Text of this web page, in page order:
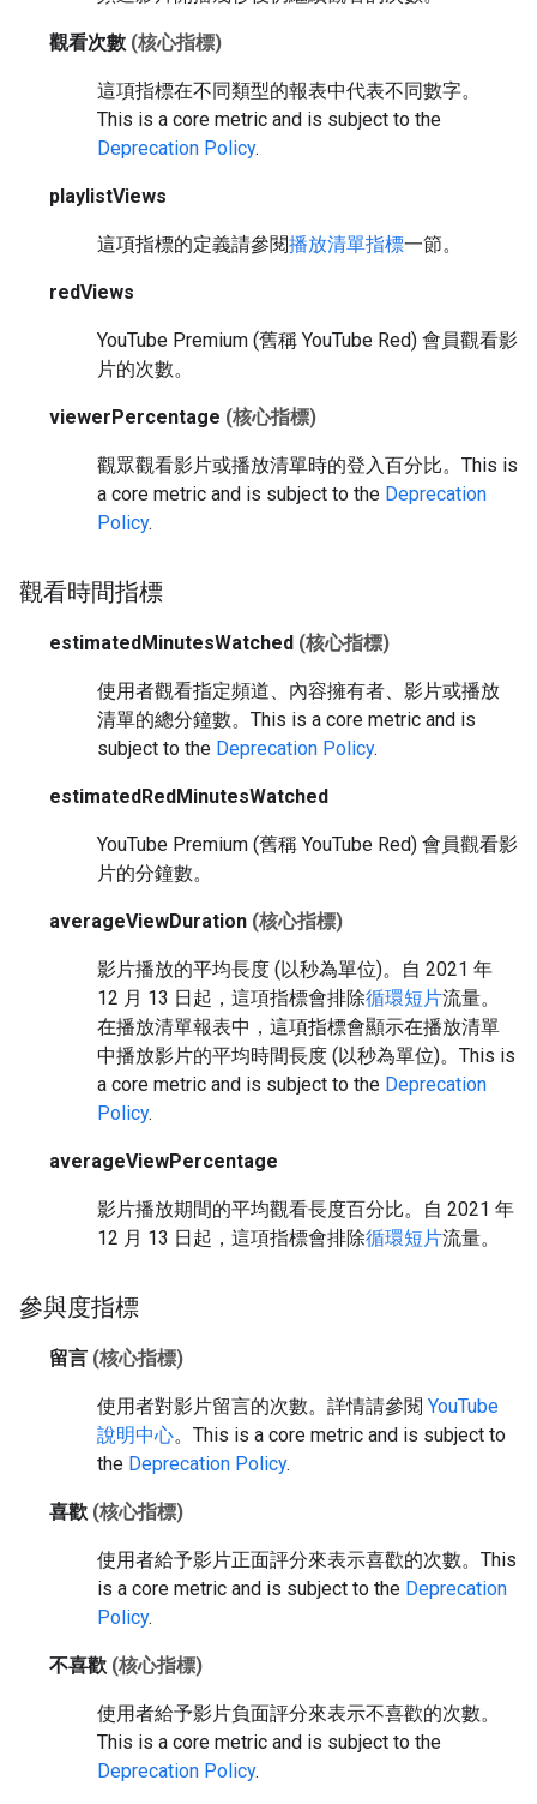
觀看次數 (核心指標)
這項指標在不同類型的報表中代表不同數字。
This is a core metric and is subject to the
Deprecation Policy.
playlistViews
這項指標的定義請參閱播放清單指標一節。
redViews
YouTube Premium (舊稱 YouTube Red) 會員觀看影
片的次數。
viewerPercentage (核心指標)
觀眾觀看影片或播放清單時的登入百分比。 This is
a core metric and is subject to the Deprecation
Policy.
觀看時間指標
estimatedMinutesWatched (核心指標)
使用者觀看指定頻道、內容擁有者、影片或播放
清單的總分鐘數。 This is a core metric and is
subject to the Deprecation Policy.
estimatedRedMinutesWatched
YouTube Premium (舊稱 YouTube Red) 會員觀看影
片的分鐘數。
averageViewDuration (核心指標)
影片播放的平均長度 (以秒為單位)。自 2021 年
12 月 13 日起，這項指標會排除循環短片流量。
在播放清單報表中，這項指標會顯示在播放清單
中播放影片的平均時間長度 (以秒為單位)。 This is
a core metric and is subject to the Deprecation
Policy.
averageViewPercentage
影片播放期間的平均觀看長度百分比。自 2021 年
12 月 13 日起，這項指標會排除循環短片流量。
參與度指標
留言 (核心指標)
使用者對影片留言的次數。詳情請參閱 YouTube
說明中心。 This is a core metric and is subject to
the Deprecation Policy.
喜歡 (核心指標)
使用者給予影片正面評分來表示喜歡的次數。 This
is a core metric and is subject to the Deprecation
Policy.
不喜歡 (核心指標)
使用者給予影片負面評分來表示不喜歡的次數。
This is a core metric and is subject to the
Deprecation Policy.